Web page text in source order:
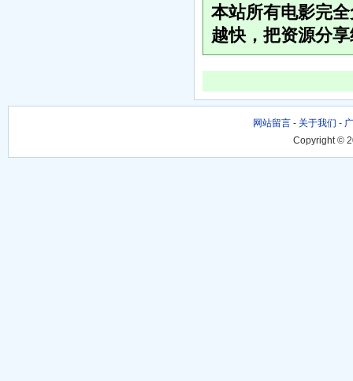
本站所有电影完
越快，把资源分
网站留言 - 关于我们 -
Copyright ©